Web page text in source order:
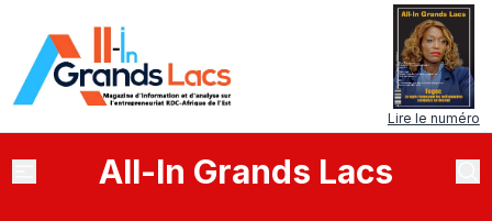
Lire le numéro
All-In Grands Lacs